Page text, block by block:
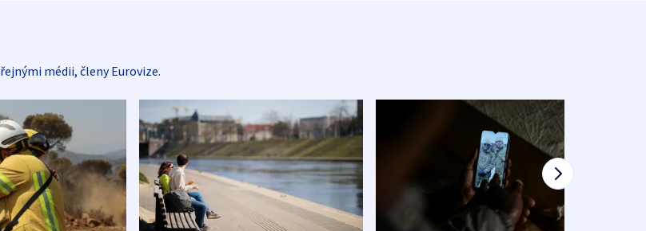
médii, členy Eurovize.